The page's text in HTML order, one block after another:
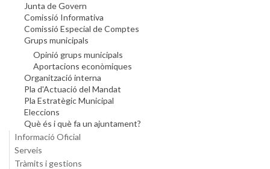
Junta de Govern
Comissió Informativa
Comissió Especial de Comptes
Grups municipals
Opinió grups municipals
Aportacions econòmiques
Organització interna
Pla d'Actuació del Mandat
Pla Estratègic Municipal
Eleccions
Què és i què fa un ajuntament?
Informació Oficial
Serveis
Tràmits i gestions